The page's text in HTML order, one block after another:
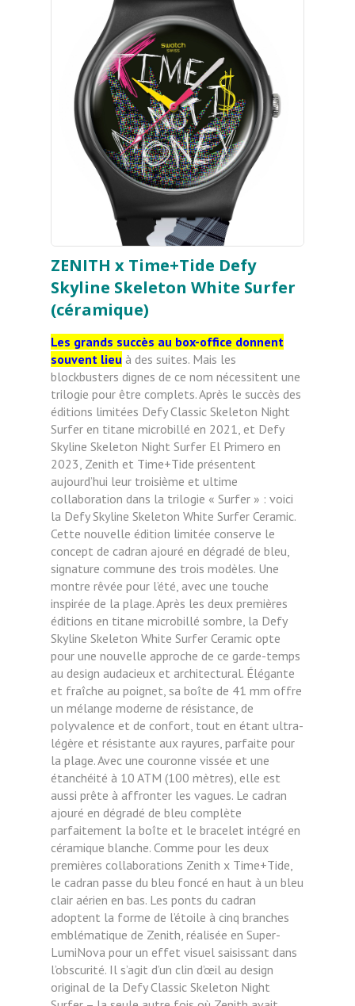
ZENITH x Time+Tide Defy
Skyline Skeleton White Surfer
(céramique)
Les grands succès au box-office donnent
souvent lieu à des suites. Mais les
blockbusters dignes de ce nom nécessitent une
trilogie pour être complets. Après le succès des
éditions limitées Defy Classic Skeleton Night
Surfer en titane microbillé en 2021, et Defy
Skyline Skeleton Night Surfer El Primero en
2023, Zenith et Time+Tide présentent
aujourd’hui leur troisième et ultime
collaboration dans la trilogie « Surfer » : voici
la Defy Skyline Skeleton White Surfer Ceramic.
Cette nouvelle édition limitée conserve le
concept de cadran ajouré en dégradé de bleu,
signature commune des trois modèles. Une
montre rêvée pour l’été, avec une touche
inspirée de la plage. Après les deux premières
éditions en titane microbillé sombre, la Defy
Skyline Skeleton White Surfer Ceramic opte
pour une nouvelle approche de ce garde-temps
au design audacieux et architectural. Élégante
et fraîche au poignet, sa boîte de 41 mm offre
un mélange moderne de résistance, de
polyvalence et de confort, tout en étant ultra-
légère et résistante aux rayures, parfaite pour
la plage. Avec une couronne vissée et une
étanchéité à 10 ATM (100 mètres), elle est
aussi prête à affronter les vagues. Le cadran
ajouré en dégradé de bleu complète
parfaitement la boîte et le bracelet intégré en
céramique blanche. Comme pour les deux
premières collaborations Zenith x Time+Tide,
le cadran passe du bleu foncé en haut à un bleu
clair aérien en bas. Les ponts du cadran
adoptent la forme de l’étoile à cinq branches
emblématique de Zenith, réalisée en Super-
LumiNova pour un effet visuel saisissant dans
l’obscurité. Il s’agit d’un clin d’œil au design
original de la Defy Classic Skeleton Night